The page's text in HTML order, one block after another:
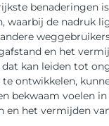
benaderingen
waarbij de nadruk
en het
kan leiden tot
te ontwikkelen,
bekwaam voelen
en het vermijden